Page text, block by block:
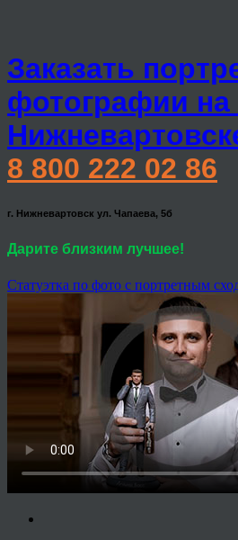
Заказать
фотографии на
8 800 222 02 86
г. Нижневартовск ул. Чапаева, 5б
Дарите близким лучшее!
Статуэтка по фото с портретным